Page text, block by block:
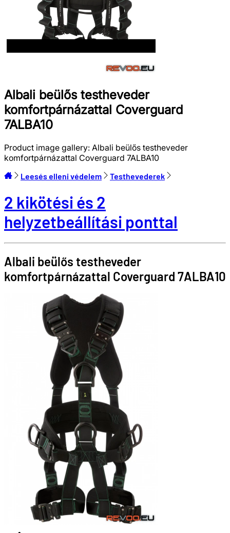
Albali beülős testheveder
komfortpárnázattal Coverguard
7ALBA10
Product image gallery: Albali beülős testheveder
komfortpárnázattal Coverguard 7ALBA10
Leesés elleni védelem Testhevederek
2 kikötési és 2
helyzetbeállítási ponttal
Albali beülős testheveder
komfortpárnázattal Coverguard 7ALBA10